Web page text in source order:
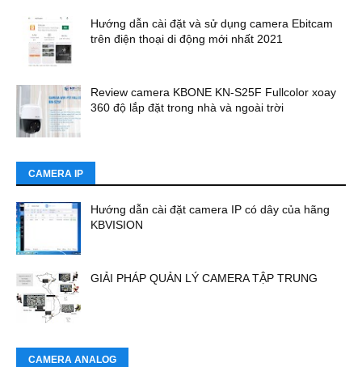
Hướng dẫn cài đặt và sử dụng camera Ebitcam
trên điện thoại di động mới nhất 2021
Review camera KBONE KN-S25F Fullcolor xoay
360 độ lắp đặt trong nhà và ngoài trời
CAMERA IP
Hướng dẫn cài đặt camera IP có dây của hãng
KBVISION
GIẢI PHÁP QUẢN LÝ CAMERA TẬP TRUNG
CAMERA ANALOG